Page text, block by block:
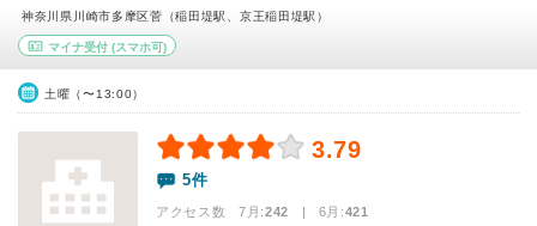
神奈川県川崎市多摩区菅（稲田堤駅、京王稲田堤駅）
マイナ受付 (スマホ可)
土曜（〜13:00）
3.79
5件
アクセス数 7月:242 | 6月:421